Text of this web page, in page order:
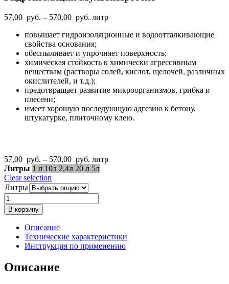
57,00 руб. – 570,00 руб. Диапазон
57,00
руб.
–
570,00
руб.
литр
повышает гидроизоляционные и водоотталкивающие
свойства основания;
обеспыливает и упрочняет поверхность;
химическая стойкость к химически агрессивным
веществам (растворы солей, кислот, щелочей, различных
окислителей, и т.д.);
предотвращает развитие микроорганизмов, грибка и
плесени;
имеет хорошую последующую адгезию к бетону,
штукатурке, плиточному клею.
57,00 руб. – 570,00 руб. Диапазон
цен:
–
570,00
литр
Литры 1 л 10л 2,4л 20 л 5л
Clear selection
Литры
Количество
товара
Гидроизоляция
МультиПротект
В корзину
Описание
Технические характеристики
Инструкция по применению
Описание